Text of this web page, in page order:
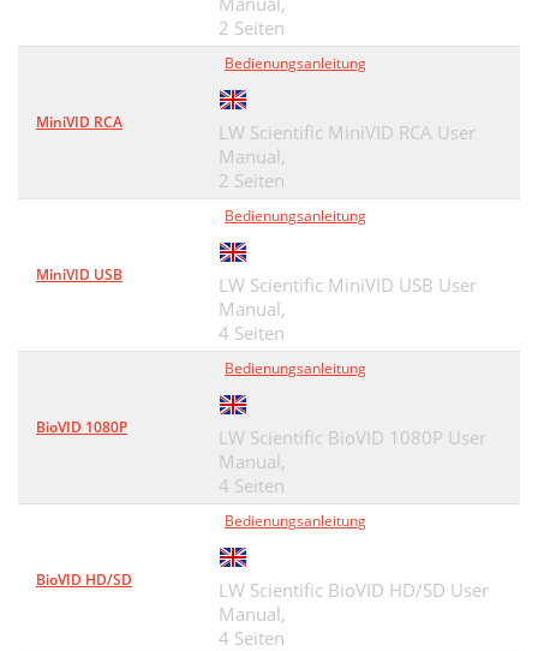
2 Seiten
MiniVID RCA
Bedienungsanleitung
LW Scientific MiniVID RCA User
Manual,
2 Seiten
MiniVID USB
Bedienungsanleitung
LW Scientific MiniVID USB User
Manual,
4 Seiten
BioVID 1080P
Bedienungsanleitung
LW Scientific BioVID 1080P User
Manual,
4 Seiten
BioVID HD/SD
Bedienungsanleitung
LW Scientific BioVID HD/SD User
Manual,
4 Seiten